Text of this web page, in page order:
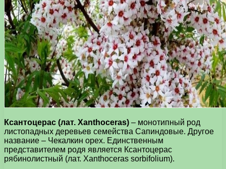
Ксантоцерас (лат. Xanthoceras) – монотипный род
листопадных деревьев семейства Сапиндовые. Другое
название – Чекалкин орех. Единственным
представителем родя является Ксантоцерас
рябинолистный (лат. Xanthoceras sorbifolium).